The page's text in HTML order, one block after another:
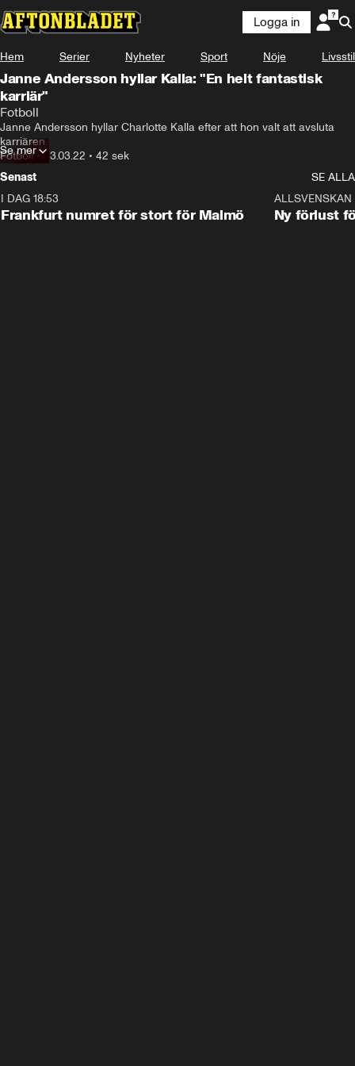
Logga in
Hem Serier Nyheter Sport Nöje Livsstil
Janne Andersson hyllar Kalla: "En helt fantastisk
karriär"
Fotboll
Janne Andersson hyllar Charlotte Kalla efter att hon valt att avsluta
karriären.
Fotboll•23.03.22 • 42 sek
Se mer
Senast
SE ALLA
I DAG 18:53
Frankfurt numret för stort för Malmö
ALLSVENSKAN
Ny förlust